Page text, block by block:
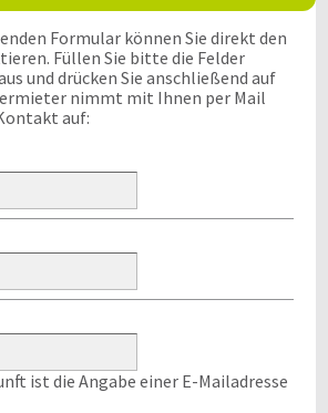
Formular können Sie direkt den
Füllen Sie bitte die Felder
und drücken Sie anschließend auf
nimmt mit Ihnen per Mail
auf:
ist die Angabe einer E-Mailadresse